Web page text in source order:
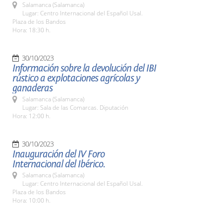
Salamanca (Salamanca)
Lugar: Centro Internacional del Español Usal.
Plaza de los Bandos
Hora: 18:30 h.
30/10/2023
Información sobre la devolución del IBI
rústico a explotaciones agrícolas y
ganaderas
Salamanca (Salamanca)
Lugar: Sala de las Comarcas. Diputación
Hora: 12:00 h.
30/10/2023
Inauguración del IV Foro
Internacional del Ibérico.
Salamanca (Salamanca)
Lugar: Centro Internacional del Español Usal.
Plaza de los Bandos
Hora: 10:00 h.